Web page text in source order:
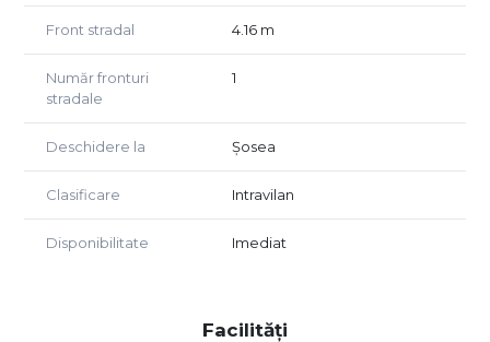
intr-o zona aflata in continua dezvoltare, oferind un
echilibru intre confortul urban si linistea specifica zonelor
retrase.
Actele sunt la zi, terenul este liber de sarcini si se afla in
proprietatea unei persoane fizice.
Front stradal 4.16 m
Număr fronturi
stradale
1
Deschidere la Șosea
Clasificare Intravilan
Disponibilitate Imediat
Facilități